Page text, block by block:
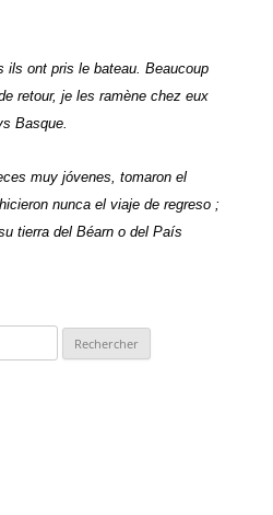
ils ont pris le bateau. Beaucoup
retour, je les ramène chez eux
Basque.
muy jóvenes, tomaron el
nunca el viaje de regreso ;
tierra del Béarn o del País